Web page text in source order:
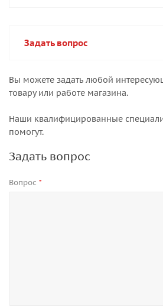
Задать вопрос
Вы можете задать любой
товару или работе магазина.
Наши квалифицированные
помогут.
Задать вопрос
Вопрос *